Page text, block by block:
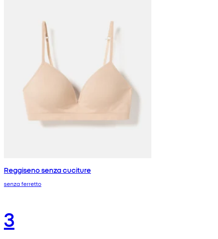
Reggiseno senza cuciture
senza ferretto
3